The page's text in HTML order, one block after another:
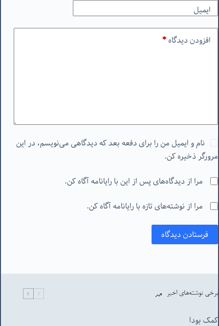
ایمیل
افزودن دیدگاه*
نام و ایمیل من را برای دفعه بعد که دیدگاهی می‌نویسم، در این
مرورگر ذخیره کن.
مرا از دیدگاه‌های پس از این با رایانامه آگاه کن.
مرا از نوشته‌های تازه با رایانامه آگاه کن.
فرستادن دیدگاه
برخی نوشته‌های اخیر
کمک بودا